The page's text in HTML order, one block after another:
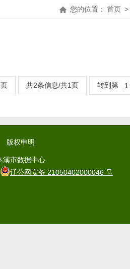
的函
您的位置： 首页 >
共2条信息/共1页 转到第
版权申明
市数据中心
辽公网安备 21050402000046 号